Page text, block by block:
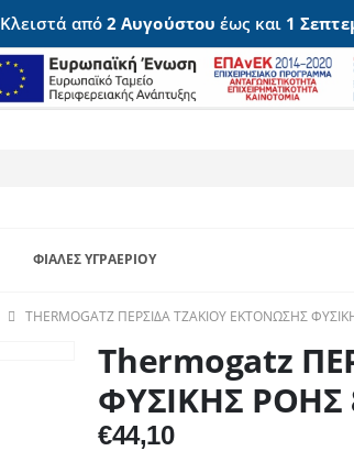
Κλειστά από 2 Αυγούστου έως και 1
ΦΙΆΛΕΣ ΥΓΡΑΕΡΊΟΥ
THERMOGATZ ΠΕΡΣΙΔΑ ΤΖΑΚΙΟΥ ΕΚΤΟΝΩΣΗΣ
Thermogatz
ΦΥΣΙΚΗΣ ΡΟΗΣ
€44,10